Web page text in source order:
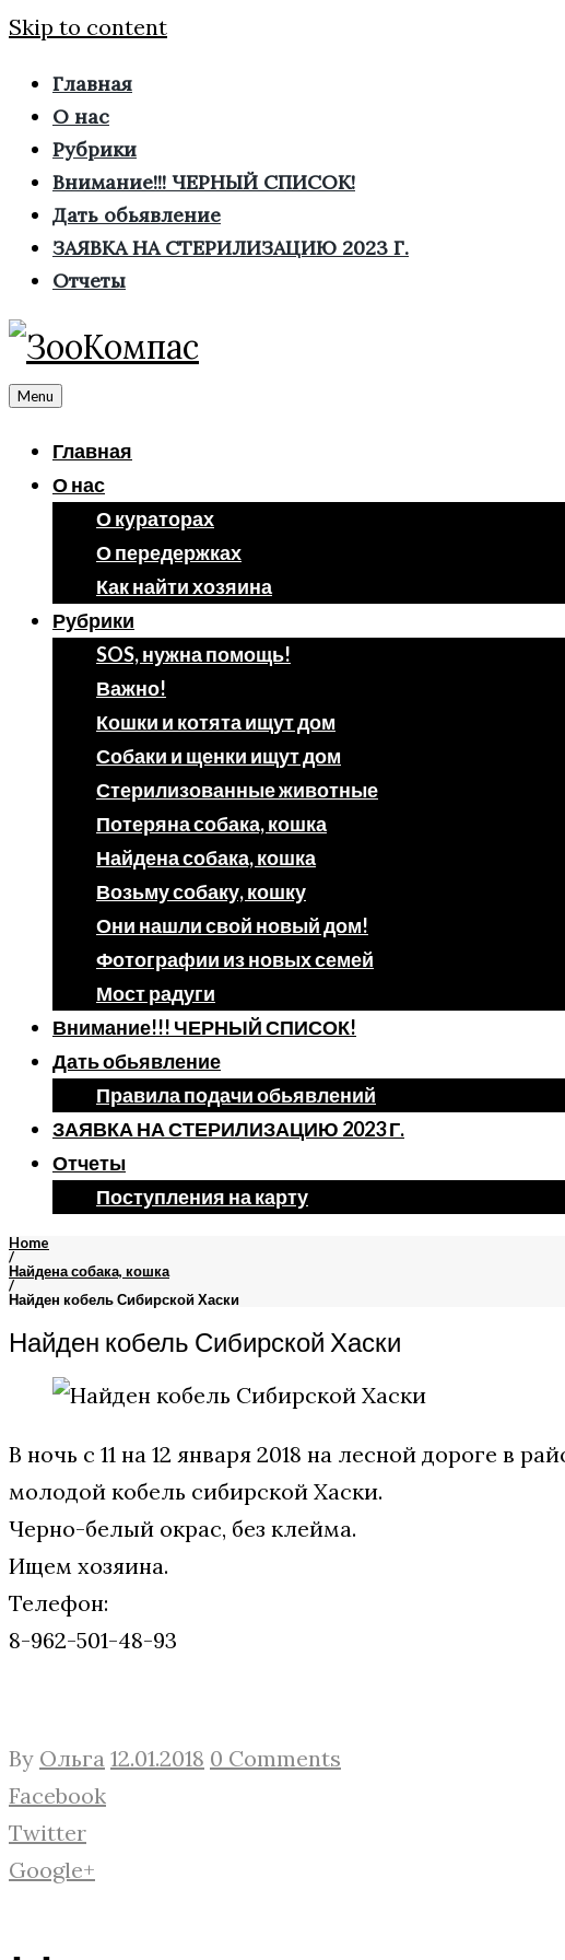
Skip to content
Главная
О нас
Рубрики
Внимание!!! ЧЕРНЫЙ СПИСОК!
Дать обьявление
ЗАЯВКА НА СТЕРИЛИЗАЦИЮ 2023 Г.
Отчеты
Menu
Главная
О нас
О кураторах
О передержках
Как найти хозяина
Рубрики
SOS, нужна помощь!
Важно!
Кошки и котята ищут дом
Собаки и щенки ищут дом
Стерилизованные животные
Потеряна собака, кошка
Найдена собака, кошка
Возьму собаку, кошку
Они нашли свой новый дом!
Фотографии из новых семей
Мост радуги
Внимание!!! ЧЕРНЫЙ СПИСОК!
Дать обьявление
Правила подачи обьявлений
ЗАЯВКА НА СТЕРИЛИЗАЦИЮ 2023 Г.
Отчеты
Поступления на карту
Home
/
Найдена собака, кошка
/
Найден кобель Сибирской Хаски
Найден кобель Сибирской Хаски
В ночь с 11 на 12 января 2018 на лесной дороге в
молодой кобель сибирской Хаски.
Черно-белый окрас, без клейма.
Ищем хозяина.
Телефон:
8-962-501-48-93
By Ольга 12.01.2018 0 Comments
Facebook
Twitter
Google+